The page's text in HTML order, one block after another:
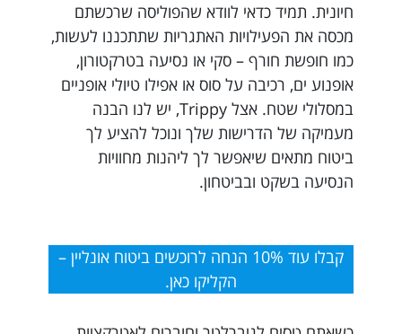
חיונית. תמיד כדאי לוודא שהפוליסה שרכשתם
מכסה את הפעילויות האתגריות שתתכננו לעשות,
כמו חופשת חורף – סקי או נסיעה בטרקטורון,
אופנוע ים, רכיבה על סוס או אפילו טיולי אופניים
במסלולי שטח. אצל Trippy, יש לנו הבנה
מעמיקה של הדרישות שלך ונוכל להציע לך
ביטוח מתאים שיאפשר לך ליהנות מחוויות
הנסיעה בשקט ובביטחון.
קבלו עוד 10% הנחה לרוכשים ביטוח אונליין –
הקליקו כאן.